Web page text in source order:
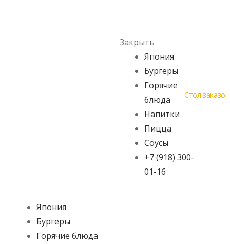
Закрыть
Япония
Бургеры
Горячие
блюда
Напитки
Пицца
Соусы
+7 (918) 300-
01-16
Стол заказов
Япония
Бургеры
Горячие блюда